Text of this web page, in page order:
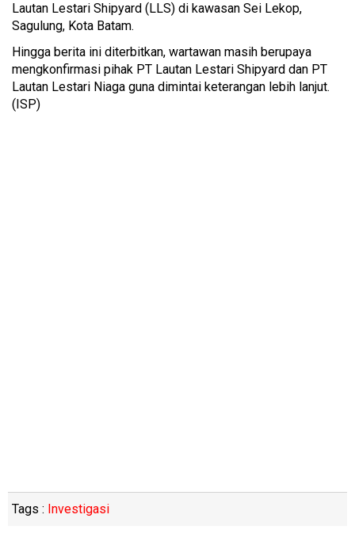
Lautan Lestari Shipyard (LLS) di kawasan Sei Lekop,
Sagulung, Kota Batam.
Hingga berita ini diterbitkan, wartawan masih berupaya
mengkonfirmasi pihak PT Lautan Lestari Shipyard dan PT
Lautan Lestari Niaga guna dimintai keterangan lebih lanjut.
(ISP)
Tags : Investigasi